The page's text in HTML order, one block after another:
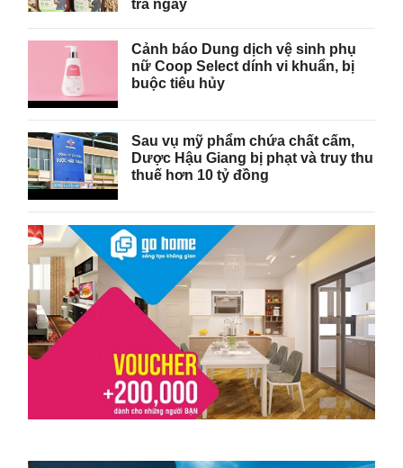
tra ngay
Cảnh báo Dung dịch vệ sinh phụ
nữ Coop Select dính vi khuẩn, bị
buộc tiêu hủy
Sau vụ mỹ phẩm chứa chất cấm,
Dược Hậu Giang bị phạt và truy thu
thuế hơn 10 tỷ đồng